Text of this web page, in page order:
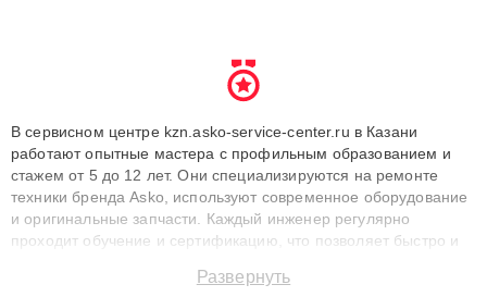
В сервисном центре kzn.asko-service-center.ru в Казани
работают опытные мастера с профильным образованием и
стажем от 5 до 12 лет. Они специализируются на ремонте
техники бренда Asko, используют современное оборудование
и оригинальные запчасти. Каждый инженер регулярно
проходит обучение и сертификацию, что позволяет быстро и
сохранением гарантии до 3 лет. Наши мастера решают
Развернуть